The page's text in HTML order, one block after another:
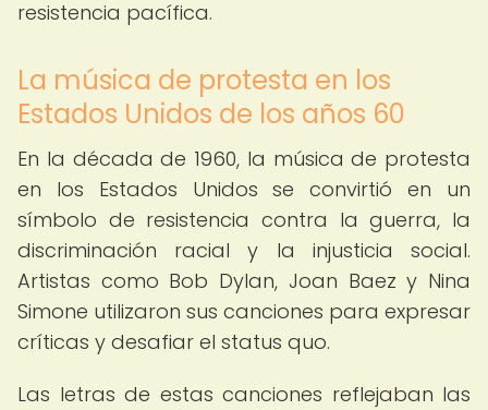
resistencia pacífica.
La música de protesta en los
Estados Unidos de los años 60
En la década de 1960, la música de protesta
en los Estados Unidos se convirtió en un
símbolo de resistencia contra la guerra, la
discriminación racial y la injusticia social.
Artistas como Bob Dylan, Joan Baez y Nina
Simone utilizaron sus canciones para expresar
críticas y desafiar el status quo.
Las letras de estas canciones reflejaban las